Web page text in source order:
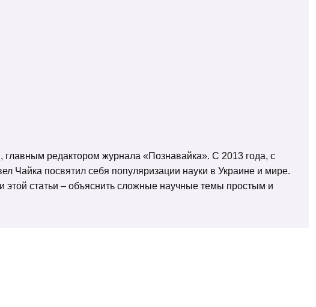
, главным редактором журнала «Познавайка». С 2013 года, с
Чайка посвятил себя популяризации науки в Украине и мире.
этой статьи – объяснить сложные научные темы простым и